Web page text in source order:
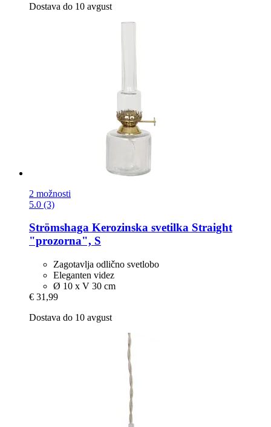
Dostava do 10 avgust
2 možnosti
5.0 (3)
Strömshaga Kerozinska svetilka Straight
"prozorna", S
Zagotavlja odlično svetlobo
Eleganten videz
Ø 10 x V 30 cm
€ 31,99
Dostava do 10 avgust